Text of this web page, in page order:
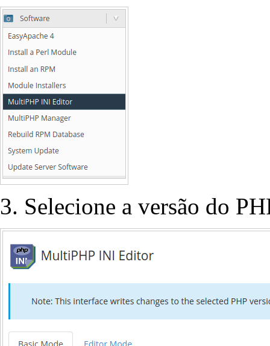
3. Selecione a versão do